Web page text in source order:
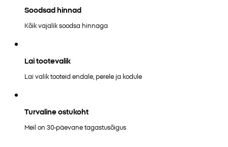
Soodsad hinnad
Kõik vajalik soodsa hinnaga
Lai tootevalik
Lai valik tooteid endale, perele ja kodule
Turvaline ostukoht
Meil on 30-päevane tagastusõigus